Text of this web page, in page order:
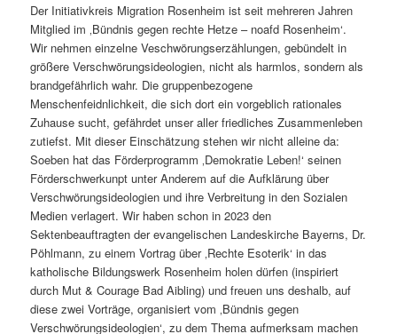
Der Initiativkreis Migration Rosenheim ist seit mehreren Jahren
Mitglied im ‚Bündnis gegen rechte Hetze – noafd Rosenheim‘.
Wir nehmen einzelne Veschwörungserzählungen, gebündelt in
größere Verschwörungsideologien, nicht als harmlos, sondern als
brandgefährlich wahr. Die gruppenbezogene
Menschenfeidnlichkeit, die sich dort ein vorgeblich rationales
Zuhause sucht, gefährdet unser aller friedliches Zusammenleben
zutiefst. Mit dieser Einschätzung stehen wir nicht alleine da:
Soeben hat das Förderprogramm ‚Demokratie Leben!‘ seinen
Förderschwerkunpt unter Anderem auf die Aufklärung über
Verschwörungsideologien und ihre Verbreitung in den Sozialen
Medien verlagert. Wir haben schon in 2023 den
Sektenbeauftragten der evangelischen Landeskirche Bayerns, Dr.
Pöhlmann, zu einem Vortrag über ‚Rechte Esoterik‘ in das
katholische Bildungswerk Rosenheim holen dürfen (inspiriert
durch Mut & Courage Bad Aibling) und freuen uns deshalb, auf
diese zwei Vorträge, organisiert vom ‚Bündnis gegen
Verschwörungsideologien‘, zu dem Thema aufmerksam machen